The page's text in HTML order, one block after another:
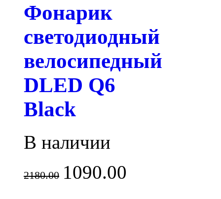
Фонарик
светодиодный
велосипедный
DLED Q6
Black
В наличии
2180.00 1090.00